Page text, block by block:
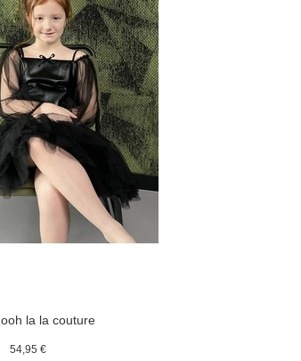
ooh la la couture
54,95 €